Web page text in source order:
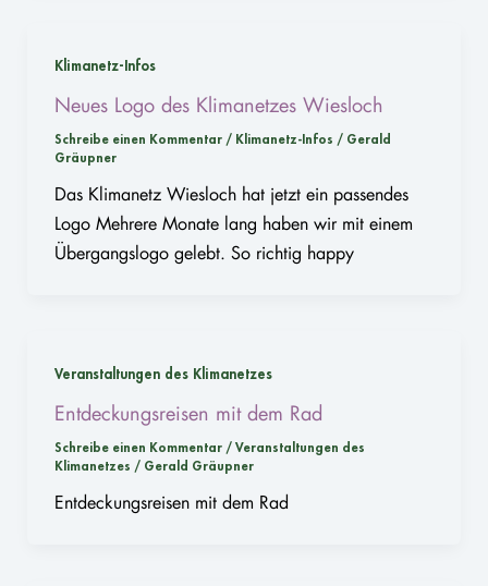
Klimanetz-Infos
Neues Logo des Klimanetzes Wiesloch
Schreibe einen Kommentar / Klimanetz-Infos / Gerald
Gräupner
Das Klimanetz Wiesloch hat jetzt ein passendes
Logo Mehrere Monate lang haben wir mit einem
Übergangslogo gelebt. So richtig happy
Veranstaltungen des Klimanetzes
Entdeckungsreisen mit dem Rad
Schreibe einen Kommentar / Veranstaltungen des
Klimanetzes / Gerald Gräupner
Entdeckungsreisen mit dem Rad